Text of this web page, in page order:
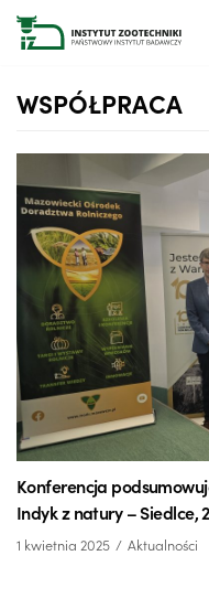
Przejdź
do
WSPÓŁPRACA
Konferencja
Indyk z natury – Siedlce,
1 kwietnia 2025 Aktualności